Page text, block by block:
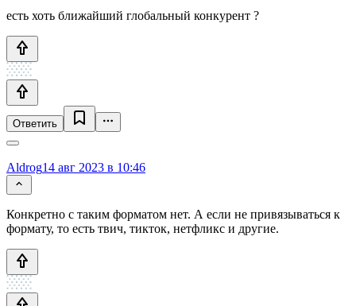
есть хоть ближайший глобальный конкурент ?
Ответить
Aldrog14 авг 2023 в 10:46
Конкретно с таким форматом нет. А если не привязываться к
формату, то есть твич, тикток, нетфликс и другие.